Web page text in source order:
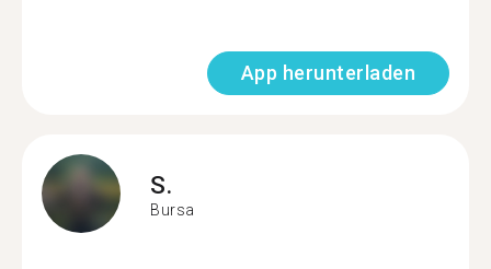
App herunterladen
S.
Bursa